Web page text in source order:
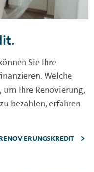
Sie Ihre
Welche
Ihre Renovierung,
bezahlen, erfahren